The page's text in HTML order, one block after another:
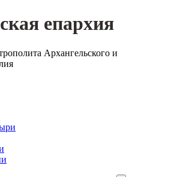
епархия
Архангельского и